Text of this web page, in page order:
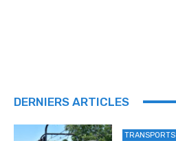
DERNIERS ARTICLES
TRANSPORTS